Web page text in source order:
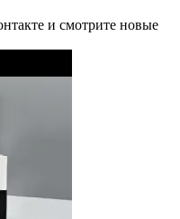
и смотрите новые